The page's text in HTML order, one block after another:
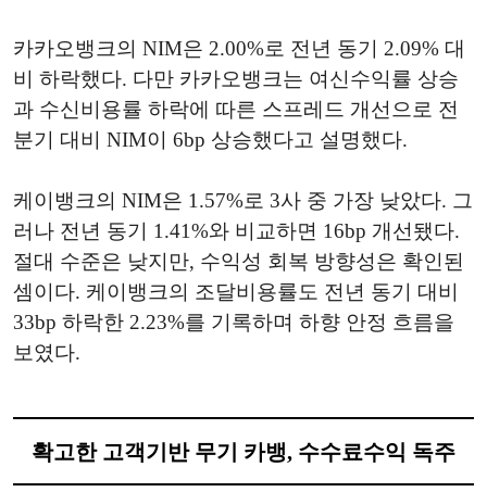
카카오뱅크의 NIM은 2.00%로 전년 동기 2.09% 대
비 하락했다. 다만 카카오뱅크는 여신수익률 상승
과 수신비용률 하락에 따른 스프레드 개선으로 전
분기 대비 NIM이 6bp 상승했다고 설명했다.
케이뱅크의 NIM은 1.57%로 3사 중 가장 낮았다. 그
러나 전년 동기 1.41%와 비교하면 16bp 개선됐다.
절대 수준은 낮지만, 수익성 회복 방향성은 확인된
셈이다. 케이뱅크의 조달비용률도 전년 동기 대비
33bp 하락한 2.23%를 기록하며 하향 안정 흐름을
보였다.
확고한 고객기반 무기 카뱅, 수수료수익 독주